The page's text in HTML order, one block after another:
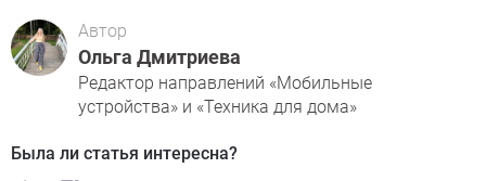
Автор
Ольга Дмитриева
Редактор направлений «Мобильные
устройства» и «Техника для дома»
Была ли статья интересна?